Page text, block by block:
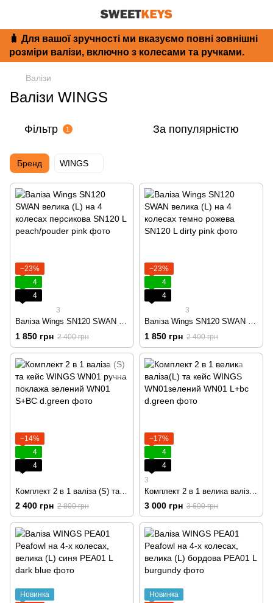
🧳 Для вашої зручності ми вказуємо повні зовнішні
розміри валізи, включно з колесами та ручками.
Валізи
Валізи WINGS
Фільтр 1 За популярністю
Бренд WINGS
−23%
4
4
3
Валіза Wings SN120 SWAN велика (L) на 4 колесах персикова
1 850 грн 2 400 грн
−23%
4
4
3
Валіза Wings SN120 SWAN велика (L) на 4 колесах темно рожева
1 850 грн 2 400 грн
−14%
4
4
2 400 грн 2 800 грн
−17%
4
4
3
3 000 грн 3 600 грн
Новинка
Новинка